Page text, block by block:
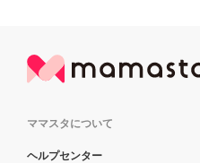
ママスタについて
ヘルプセンター